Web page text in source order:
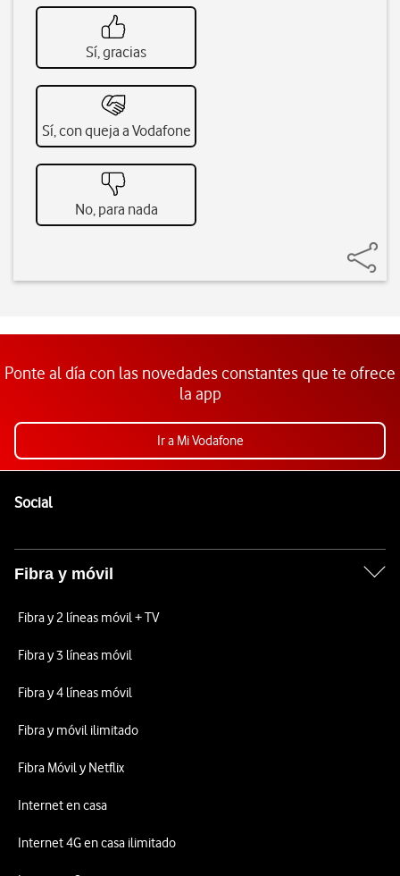
Sí, gracias
Sí, con queja a Vodafone
No, para nada
Ponte al día con las novedades constantes que te ofrece
la app
Ir a Mi Vodafone
SocialEnlaces a las redes sociales de Vodafone
Fibra y móvil
Fibra y 2 líneas móvil + TV
Fibra y 3 líneas móvil
Fibra y 4 líneas móvil
Fibra y móvil ilimitado
Fibra Móvil y Netflix
Internet en casa
Internet 4G en casa ilimitado